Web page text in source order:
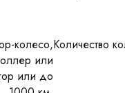
или
или до
Количество